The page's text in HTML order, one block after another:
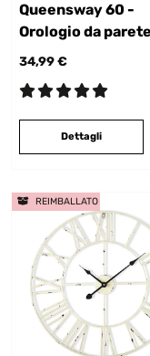
Queensway 60 -
Orologio da parete
34,99 €
Dettagli
REIMBALLATO